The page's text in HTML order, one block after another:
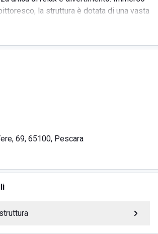
la struttura è dotata di una vasta
attrezzata e una nuovissima
per famiglie e gruppi di amici, grazie
sul mare
bambini
volley
online attraverso
69, 65100, Pescara